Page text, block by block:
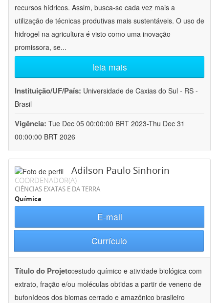
recursos hídricos. Assim, busca-se cada vez mais a
utilização de técnicas produtivas mais sustentáveis. O uso de
hidrogel na agricultura é visto como uma inovação
promissora, se...
leia mais
Instituição/UF/País: Universidade de Caxias do Sul - RS -
Brasil
Vigência: Tue Dec 05 00:00:00 BRT 2023-Thu Dec 31
00:00:00 BRT 2026
Adilson Paulo Sinhorin
COORDENADOR(A)
CIÊNCIAS EXATAS E DA TERRA
Química
E-mail
Currículo
Título do Projeto:estudo químico e atividade biológica com
extrato, fração e/ou moléculas obtidas a partir de veneno de
bufonídeos dos biomas cerrado e amazônico brasileiro